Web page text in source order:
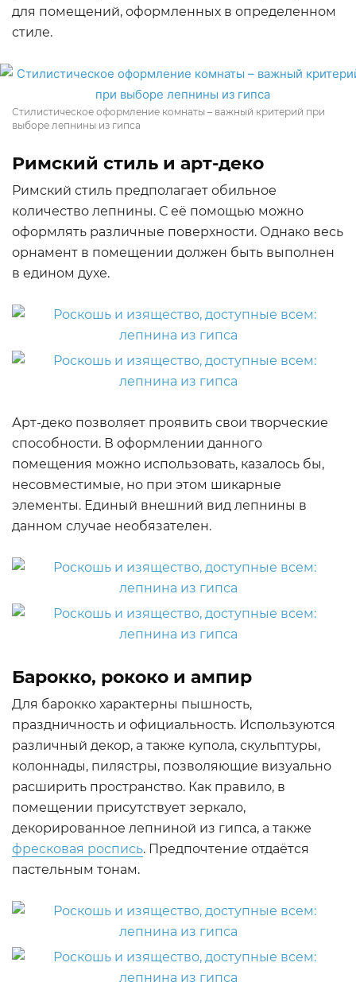
для помещений, оформленных в определенном
стиле.
Стилистическое оформление комнаты – важный критерий при
выборе лепнины из гипса
Римский стиль и арт-деко
Римский стиль предполагает обильное
количество лепнины. С её помощью можно
оформлять различные поверхности. Однако весь
орнамент в помещении должен быть выполнен
в едином духе.
Арт-деко позволяет проявить свои творческие
способности. В оформлении данного
помещения можно использовать, казалось бы,
несовместимые, но при этом шикарные
элементы. Единый внешний вид лепнины в
данном случае необязателен.
Барокко, рококо и ампир
Для барокко характерны пышность,
праздничность и официальность. Используются
различный декор, а также купола, скульптуры,
колоннады, пилястры, позволяющие визуально
расширить пространство. Как правило, в
помещении присутствует зеркало,
декорированное лепниной из гипса, а также
фресковая роспись. Предпочтение отдаётся
пастельным тонам.